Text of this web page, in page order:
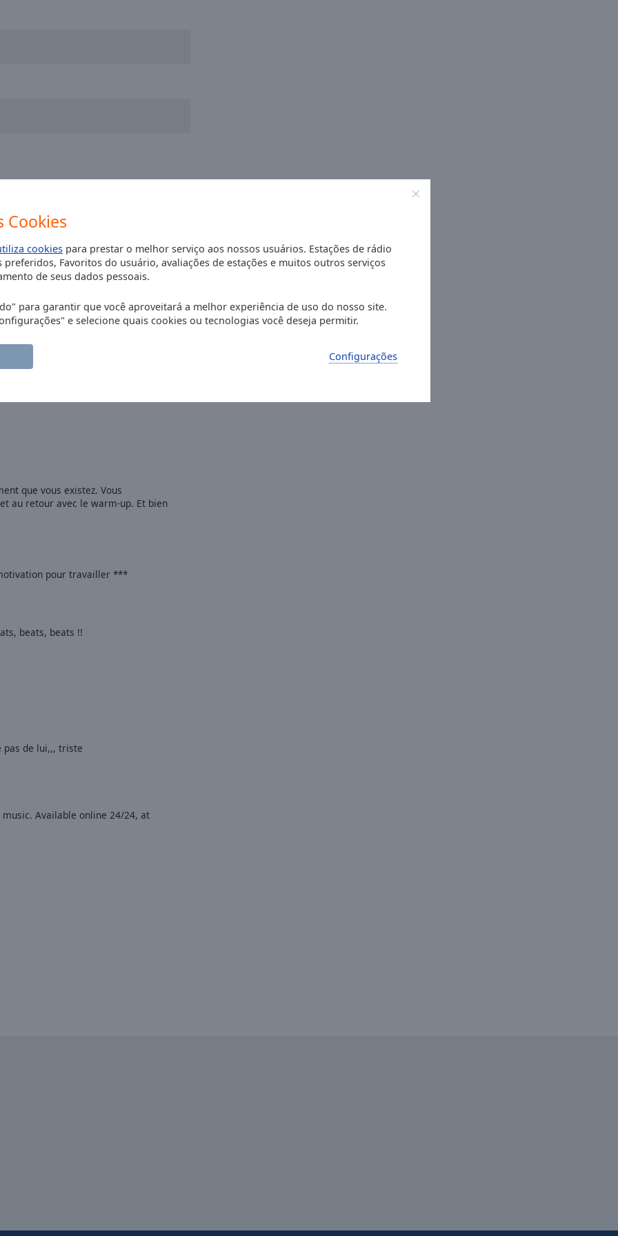
Cookies
cookies para prestar o melhor serviço aos nossos usuários. Estações de rádio
preferidos, Favoritos do usuário, avaliações de estações e muitos outros serviços
de seus dados pessoais.
para garantir que você aproveitará a melhor experiência de uso do nosso site.
e selecione quais cookies ou tecnologias você deseja permitir.
Configurações
l'époque quand j'ai quitté BXL, de ne
résolu avec internet. Ce qui est génial
zik (pas trop extrême sinon ce
up...quoique ce jeudi c'était très
A V I B R A T I O N, B E L G I U M et
que vous existez. Vous
au retour avec le warm-up. Et bien
pour travailler ***
beats, beats !!
pas de lui,,, triste
Available online 24/24, at